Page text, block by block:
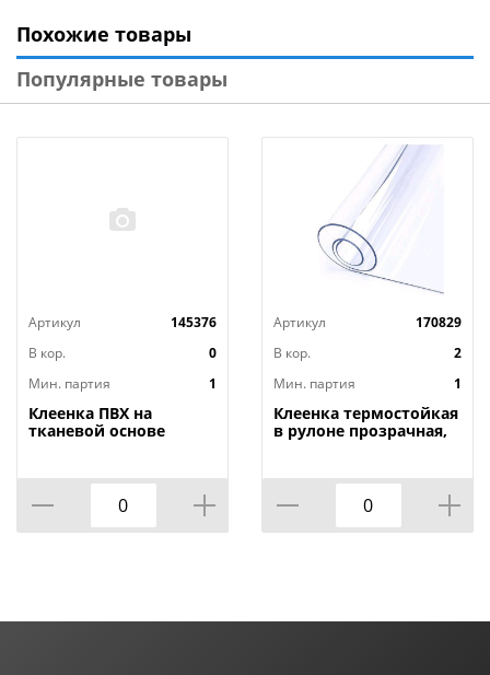
Похожие товары
Популярные товары
Артикул
145376
В кор.
0
Мин. партия
1
Клеенка ПВХ на
тканевой основе
потертости, грязные
края
Артикул
170829
В кор.
2
Мин. партия
1
Клеенка термостойкая
в рулоне прозрачная,
HOZBAT